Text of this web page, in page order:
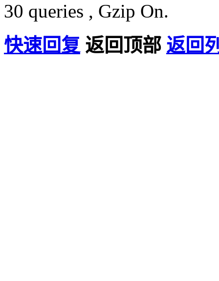
30 queries , Gzip On.
快速回复 返回顶部 返回